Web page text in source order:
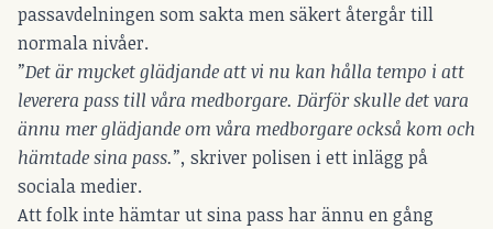
passavdelningen som sakta men säkert återgår till
normala nivåer.
”Det är mycket glädjande att vi nu kan hålla tempo i att
leverera pass till våra medborgare. Därför skulle det vara
ännu mer glädjande om våra medborgare också kom och
hämtade sina pass.”, skriver polisen i ett inlägg på
sociala medier.
Att folk inte hämtar ut sina pass har ännu en gång